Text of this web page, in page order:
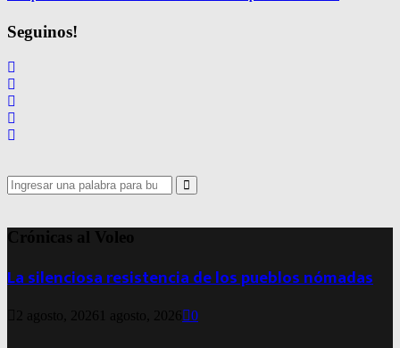
Seguinos!
Search
for:
Search
Crónicas al Voleo
La silenciosa resistencia de los pueblos nómadas
2 agosto, 2026 1 agosto, 2026 0